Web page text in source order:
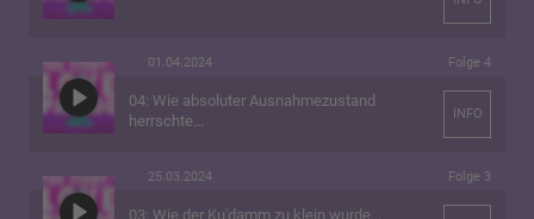
01.04.2024 Folge 4
04: Wie absoluter Ausnahmezustand
herrschte...
INFO
25.03.2024 Folge 3
03: Wie der Ku'damm zu klein wurde...